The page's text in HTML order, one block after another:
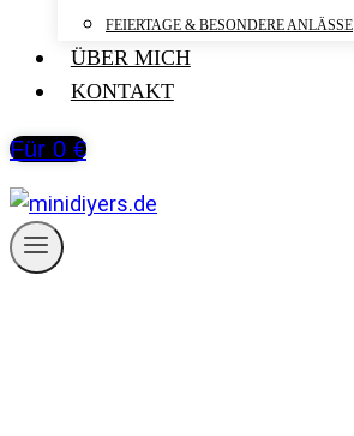
FEIERTAGE & BESONDERE ANLÄSSE
ÜBER MICH
KONTAKT
Für 0 €